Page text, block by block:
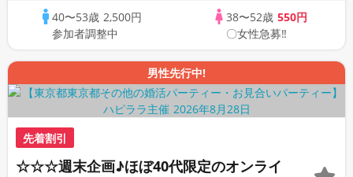
PARTY!!40〜53歳 2,500円
参加者調整中
38〜52歳 550円
〇女性急募‼
男性先行中!
先着割引
☆☆☆週末企画♪ほぼ40代限定のオンライ